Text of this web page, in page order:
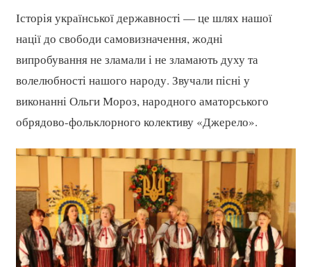
Історія української державності — це шлях нашої
нації до свободи самовизначення, жодні
випробування не зламали і не зламають духу та
волелюбності нашого народу. Звучали пісні у
виконанні Ольги Мороз, народного аматорського
обрядово-фольклорного колективу «Джерело».